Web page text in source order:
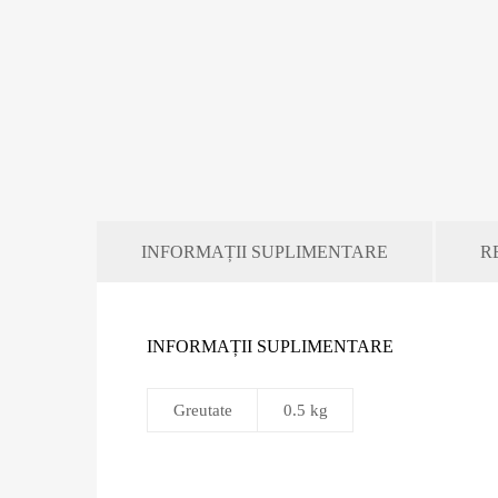
INFORMAȚII SUPLIMENTARE
INFORMAȚII SUPLIMENTARE
Greutate 0.5 kg